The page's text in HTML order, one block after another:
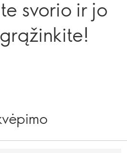
svorio ir jo